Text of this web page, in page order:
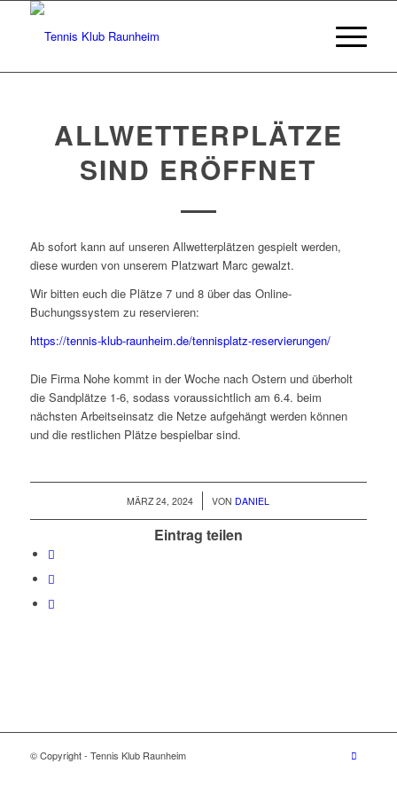
ALLWETTERPLÄTZE
SIND ERÖFFNET
Ab sofort kann auf unseren Allwetterplätzen gespielt werden,
diese wurden von unserem Platzwart Marc gewalzt.
Wir bitten euch die Plätze 7 und 8 über das Online-
Buchungssystem zu reservieren:
https://tennis-klub-raunheim.de/tennisplatz-reservierungen/
Die Firma Nohe kommt in der Woche nach Ostern und überholt
die Sandplätze 1-6, sodass voraussichtlich am 6.4. beim
nächsten Arbeitseinsatz die Netze aufgehängt werden können
und die restlichen Plätze bespielbar sind.
MÄRZ 24, 2024
/ VON DANIEL
Eintrag teilen
© Copyright - Tennis Klub Raunheim